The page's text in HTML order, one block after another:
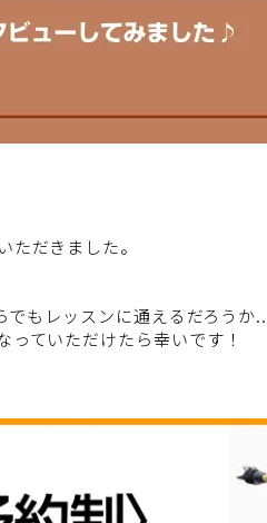
だきました。
もレッスンに通えるだろう
ていただけたら幸いです！